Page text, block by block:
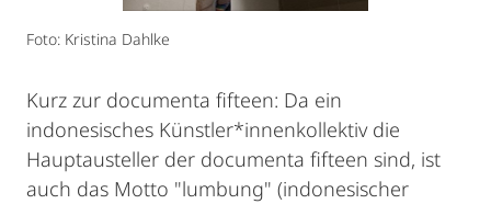
Foto: Kristina Dahlke
Kurz zur documenta fifteen: Da ein
indonesisches Künstler*innenkollektiv die
Hauptausteller der documenta fifteen sind, ist
auch das Motto "lumbung" (indonesischer